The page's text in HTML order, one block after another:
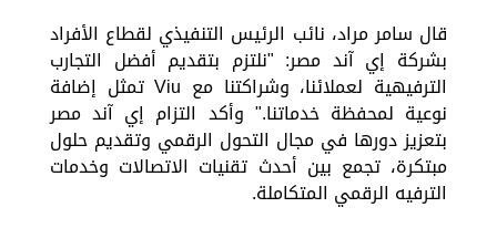
قال سامر مراد، نائب الرئيس التنفيذي لقطاع الأفراد
بشركة إي آند مصر: "نلتزم بتقديم أفضل التجارب
الترفيهية لعملائنا، وشراكتنا مع Viu تمثل إضافة
نوعية لمحفظة خدماتنا." وأكد التزام إي آند مصر
بتعزيز دورها في مجال التحول الرقمي وتقديم حلول
مبتكرة، تجمع بين أحدث تقنيات الاتصالات وخدمات
الترفيه الرقمي المتكاملة.